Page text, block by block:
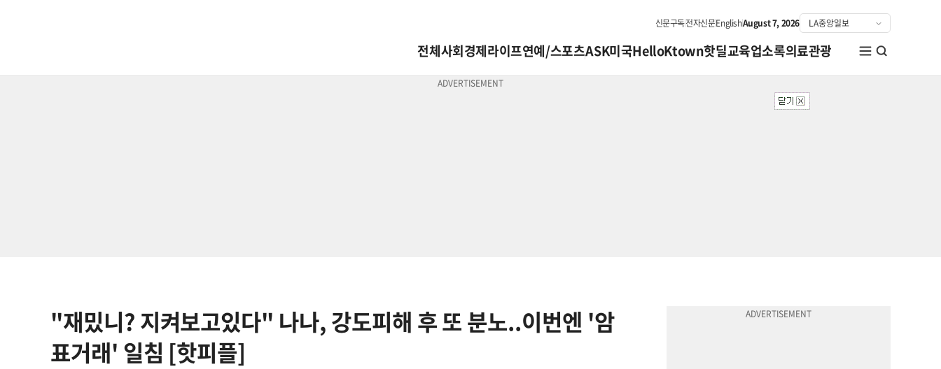
신문구독전자신문EnglishAugust 7, 2026
전체사회경제라이프연예/스포츠ASK미국HelloKtown핫딜교육업소록의료관광
"재밌니? 지켜보고있다" 나나, 강도피해 후 또 분노..이번엔 '암
표거래' 일침 [핫피플]